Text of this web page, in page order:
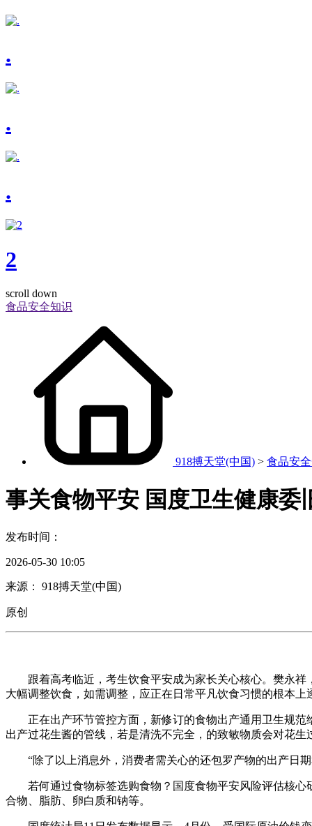
.
.
.
2
scroll down
食品安全知识
918搏天堂(中国) > 食品安
事关食物平安 国度卫生健康委
发布时间：
2026-05-30 10:05
来源： 918搏天堂(中国)
原创
跟着高考临近，考生饮食平安成为家长关心核心。樊永祥
大幅调整饮食，如需调整，应正在日常平凡饮食习惯的根本
正在出产环节管控方面，新修订的食物出产通用卫生规范
出产过花生酱的管线，若是清洗不完全，的致敏物质会对花
“除了以上消息外，消费者需关心的还包罗产物的出产日期
若何通过食物标签选购食物？国度食物平安风险评估核心
合物、脂肪、卵白质和钠等。